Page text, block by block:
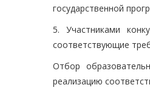
государственной
5. Участниками
соответствующие
Отбор
реализацию